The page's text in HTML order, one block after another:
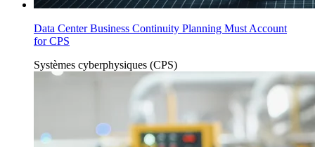
Data Center Business Continuity Planning Must Account
for CPS
Systèmes cyberphysiques (CPS)